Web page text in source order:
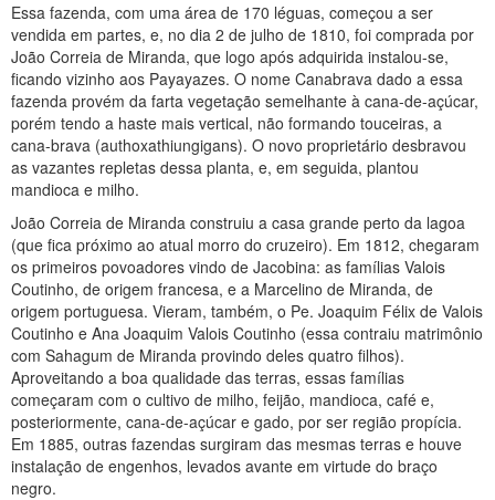
Essa fazenda, com uma área de 170 léguas, começou a ser
vendida em partes, e, no dia 2 de julho de 1810, foi comprada por
João Correia de Miranda, que logo após adquirida instalou-se,
ficando vizinho aos Payayazes. O nome Canabrava dado a essa
fazenda provém da farta vegetação semelhante à cana-de-açúcar,
porém tendo a haste mais vertical, não formando touceiras, a
cana-brava (authoxathiungigans). O novo proprietário desbravou
as vazantes repletas dessa planta, e, em seguida, plantou
mandioca e milho.
João Correia de Miranda construiu a casa grande perto da lagoa
(que fica próximo ao atual morro do cruzeiro). Em 1812, chegaram
os primeiros povoadores vindo de Jacobina: as famílias Valois
Coutinho, de origem francesa, e a Marcelino de Miranda, de
origem portuguesa. Vieram, também, o Pe. Joaquim Félix de Valois
Coutinho e Ana Joaquim Valois Coutinho (essa contraiu matrimônio
com Sahagum de Miranda provindo deles quatro filhos).
Aproveitando a boa qualidade das terras, essas famílias
começaram com o cultivo de milho, feijão, mandioca, café e,
posteriormente, cana-de-açúcar e gado, por ser região propícia.
Em 1885, outras fazendas surgiram das mesmas terras e houve
instalação de engenhos, levados avante em virtude do braço
negro.